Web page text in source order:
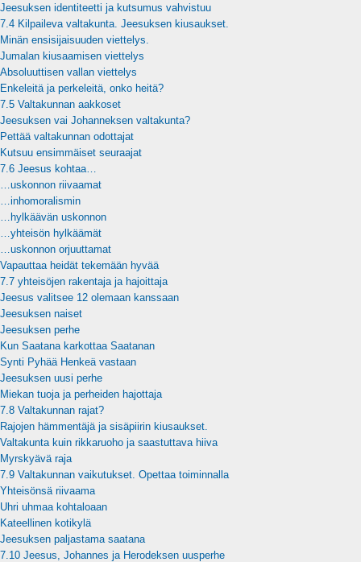
Jeesuksen identiteetti ja kutsumus vahvistuu
7.4 Kilpaileva valtakunta. Jeesuksen kiusaukset.
Minän ensisijaisuuden viettelys.
Jumalan kiusaamisen viettelys
Absoluuttisen vallan viettelys
Enkeleitä ja perkeleitä, onko heitä?
7.5 Valtakunnan aakkoset
Jeesuksen vai Johanneksen valtakunta?
Pettää valtakunnan odottajat
Kutsuu ensimmäiset seuraajat
7.6 Jeesus kohtaa…
…uskonnon riivaamat
…inhomoralismin
…hylkäävän uskonnon
…yhteisön hylkäämät
…uskonnon orjuuttamat
Vapauttaa heidät tekemään hyvää
7.7 yhteisöjen rakentaja ja hajoittaja
Jeesus valitsee 12 olemaan kanssaan
Jeesuksen naiset
Jeesuksen perhe
Kun Saatana karkottaa Saatanan
Synti Pyhää Henkeä vastaan
Jeesuksen uusi perhe
Miekan tuoja ja perheiden hajottaja
7.8 Valtakunnan rajat?
Rajojen hämmentäjä ja sisäpiirin kiusaukset.
Valtakunta kuin rikkaruoho ja saastuttava hiiva
Myrskyävä raja
7.9 Valtakunnan vaikutukset. Opettaa toiminnalla
Yhteisönsä riivaama
Uhri uhmaa kohtaloaan
Kateellinen kotikylä
Jeesuksen paljastama saatana
7.10 Jeesus, Johannes ja Herodeksen uusperhe